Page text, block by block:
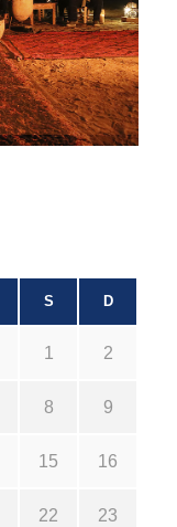
S D
1 2
8 9
15 16
22 23